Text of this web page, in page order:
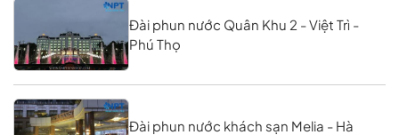
Đài phun nước Quân Khu 2 - Việt Trì -
Phú Thọ
Đài phun nước khách sạn Melia - Hà